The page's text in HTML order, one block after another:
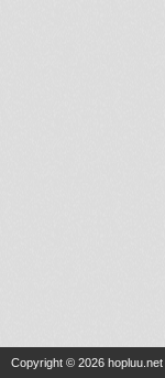
Copyright © 2026 hopluu.net